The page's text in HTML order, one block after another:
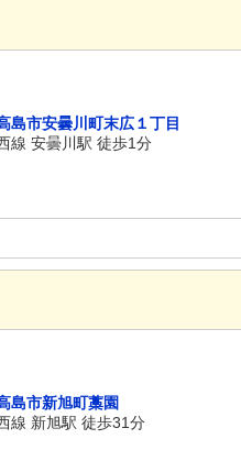
島市安曇川町末広１丁目
線 安曇川駅 徒歩1分
島市新旭町藁園
線 新旭駅 徒歩31分